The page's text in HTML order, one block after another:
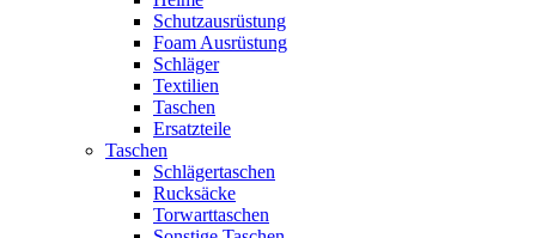
Schutzausrüstung
Foam Ausrüstung
Schläger
Textilien
Taschen
Ersatzteile
Taschen
Schlägertaschen
Rucksäcke
Torwarttaschen